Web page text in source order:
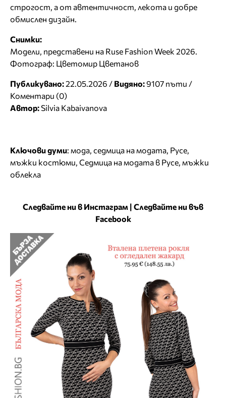
строгост, а от автентичност, лекота и добре
обмислен дизайн.
Снимки:
Модели, представени на Ruse Fashion Week 2026.
Фотограф: Цветомир Цветанов
Публикувано:22.05.2026 / Видяно:9107 пъти /
Коментари (0)
Автор:Silvia Kabaivanova
Ключови думи: мода, седмица на модата, Русе,
мъжки костюми, Седмица на модата в Русе, мъжки
облекла
Следвайте ни в Инстаграм | Следвайте ни във
Facebook